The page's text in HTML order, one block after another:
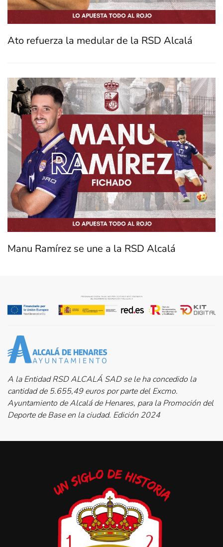
Ato refuerza la medular de la RSD Alcalá
Manu Ramírez se une a la RSD Alcalá
A la Entidad RSD ALCALÁ SAD se le ha concedido la
cantidad de 5.655,49 euros por parte del Excmo.
Ayuntamiento de Alcalá de Henares, para la Promoción del
Deporte de Base en la ciudad. Edición 2024